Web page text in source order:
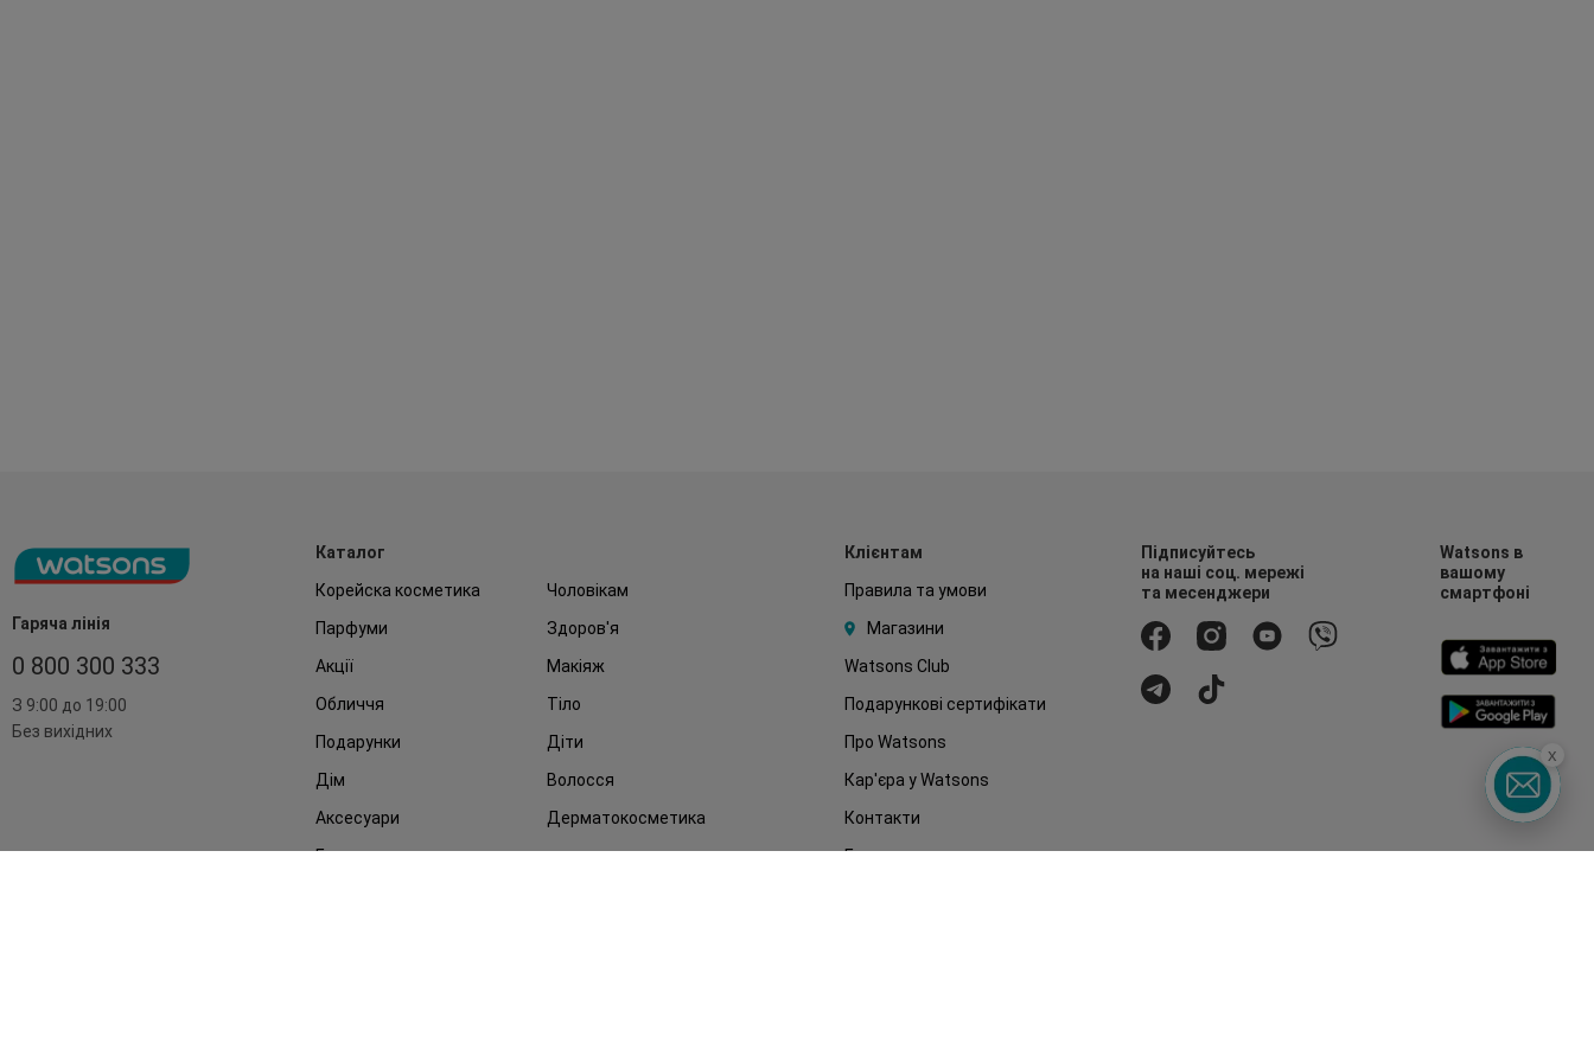
Гаряча лінія
0 800 300 333
З 9:00 до 19:00
Без вихідних
Каталог
Корейска косметика
Чоловікам
Парфуми
Здоров'я
Акції
Макіяж
Обличчя
Тіло
Подарунки
Діти
Дім
Волосся
Аксесуари
Дерматокосметика
Бренди
Клієнтам
Правила та умови
Магазини
Watsons Club
Подарункові сертифікати
Про Watsons
Кар'єра у Watsons
Контакти
Блог
Підписуйтесь
на наші соц. мережі
та месенджери
Watsons в
вашому
смартфоні
x